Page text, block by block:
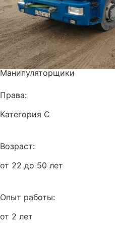
Манипуляторщики
Права:
Категория С
Возраст:
от 22 до 50 лет
Опыт работы:
от 2 лет